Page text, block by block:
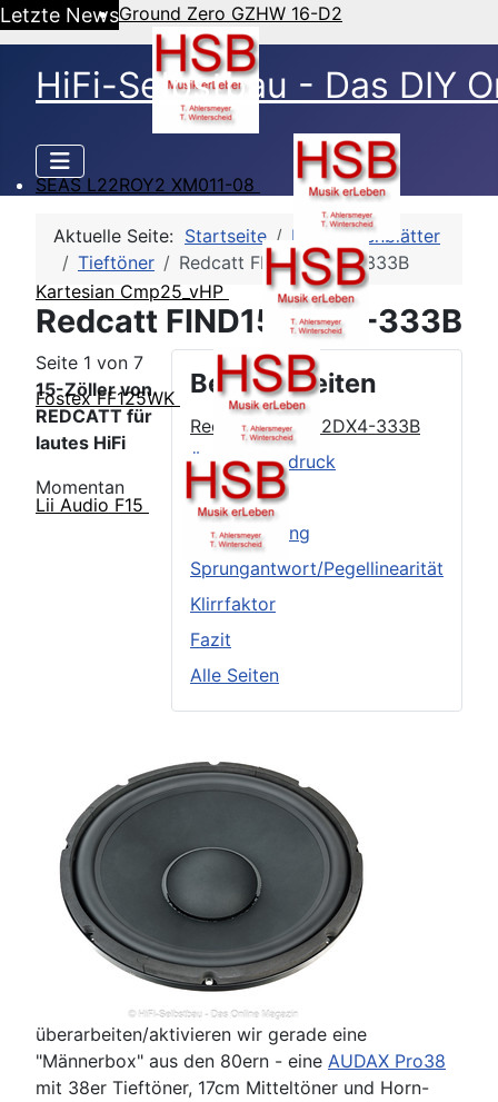
Letzte NewsGround Zero GZHW 16-D2
SEAS L22ROY2 XM011-08
Kartesian Cmp25_vHP
Fostex FF125WK
Lii Audio F15
HiFi-Selbstbau - Das DIY
Aktuelle Seite: Startseite
HSB-Datenblätter
Tieftöner
Redcatt FIND152DX4-333B
Redcatt FIND152DX4-333B
Beitragsseiten
Redcatt FIND152DX4-333B
Äußerer Eindruck
TSP
Frequenzgang
Sprungantwort/Pegellinearität
Klirrfaktor
Fazit
Alle Seiten
Seite 1 von 7
15-Zöller von
REDCATT für
lautes HiFi
Momentan
überarbeiten/aktivieren wir gerade eine
"Männerbox" aus den 80ern - eine AUDAX Pro38
mit 38er Tieftöner, 17cm Mitteltöner und Horn-